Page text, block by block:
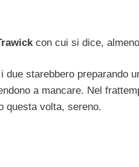
con cui si dice,
due starebbero preparando
a mancare. Nel
questa volta, sereno.